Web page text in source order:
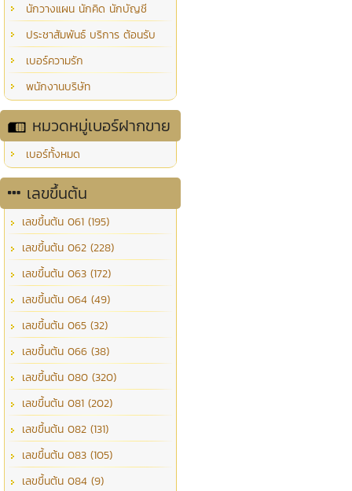
นักวางแผน นักคิด นักบัญชี
ประชาสัมพันธ์ บริการ ต้อนรับ
เบอร์ความรัก
พนักงานบริษัท
หมวดหมู่เบอร์ฝากขาย
เบอร์ทั้งหมด
เลขขึ้นต้น
เลขขึ้นต้น 061 (195)
เลขขึ้นต้น 062 (228)
เลขขึ้นต้น 063 (172)
เลขขึ้นต้น 064 (49)
เลขขึ้นต้น 065 (32)
เลขขึ้นต้น 066 (38)
เลขขึ้นต้น 080 (320)
เลขขึ้นต้น 081 (202)
เลขขึ้นต้น 082 (131)
เลขขึ้นต้น 083 (105)
เลขขึ้นต้น 084 (9)